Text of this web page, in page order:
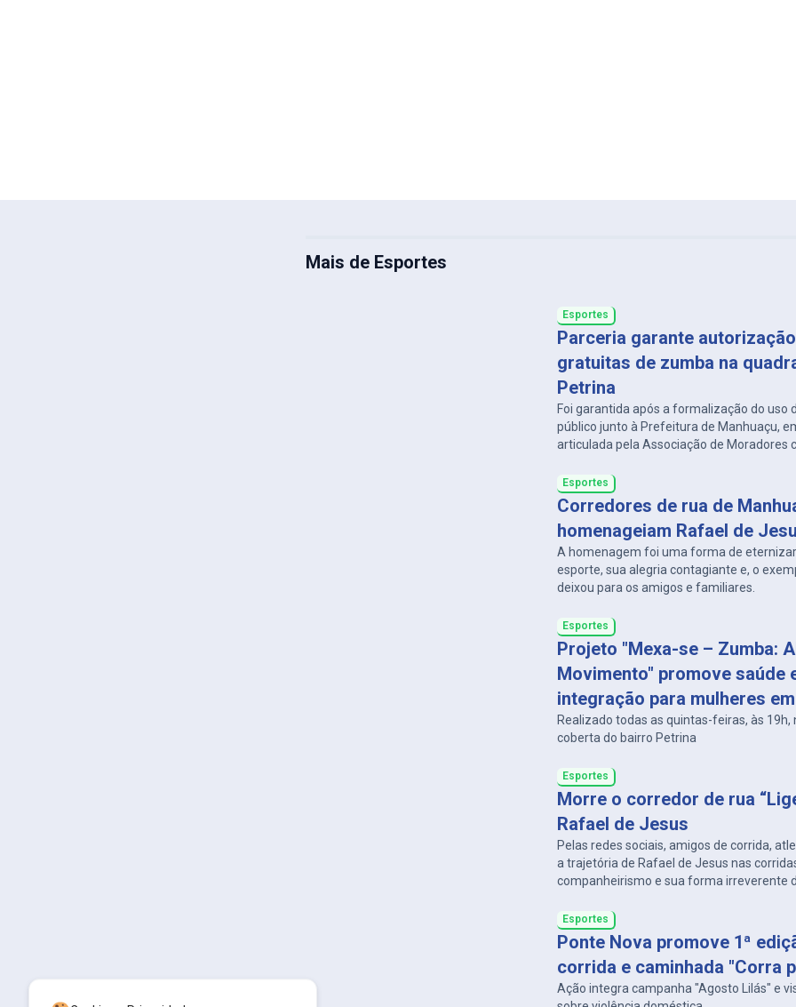
Mais de Esportes
Esportes
Parceria garante
gratuitas de zumba na
Petrina
Foi garantida após a formalização do uso
público junto à Prefeitura de Manhuaçu,
articulada pela Associação de Moradores
Esportes
Corredores de rua de
homenageiam Rafael de
A homenagem foi uma forma de
esporte, sua alegria contagiante e, o
deixou para os amigos e familiares.
Esportes
Projeto "Mexa-se – Zumba:
Movimento" promove saúde
integração para mulheres
Realizado todas as quintas-feiras, às 19h,
coberta do bairro Petrina
Esportes
Morre o corredor de rua
Rafael de Jesus
Pelas redes sociais, amigos de corrida,
a trajetória de Rafael de Jesus nas
companheirismo e sua forma irreverente
Esportes
Ponte Nova promove 1ª
corrida e caminhada "Corra
Ação integra campanha "Agosto Lilás" e